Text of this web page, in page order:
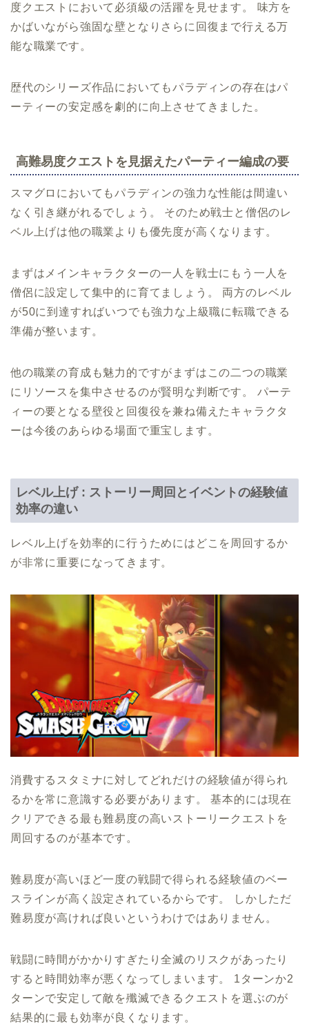
度クエストにおいて必須級の活躍を見せます。 味方を
かばいながら強固な壁となりさらに回復まで行える万
能な職業です。
歴代のシリーズ作品においてもパラディンの存在はパ
ーティーの安定感を劇的に向上させてきました。
高難易度クエストを見据えたパーティー編成の要
スマグロにおいてもパラディンの強力な性能は間違い
なく引き継がれるでしょう。 そのため戦士と僧侶のレ
ベル上げは他の職業よりも優先度が高くなります。
まずはメインキャラクターの一人を戦士にもう一人を
僧侶に設定して集中的に育てましょう。 両方のレベル
が50に到達すればいつでも強力な上級職に転職できる
準備が整います。
他の職業の育成も魅力的ですがまずはこの二つの職業
にリソースを集中させるのが賢明な判断です。 パーテ
ィーの要となる壁役と回復役を兼ね備えたキャラクタ
ーは今後のあらゆる場面で重宝します。
レベル上げ : ストーリー周回とイベントの経験値
効率の違い
レベル上げを効率的に行うためにはどこを周回するか
が非常に重要になってきます。
消費するスタミナに対してどれだけの経験値が得られ
るかを常に意識する必要があります。 基本的には現在
クリアできる最も難易度の高いストーリークエストを
周回するのが基本です。
難易度が高いほど一度の戦闘で得られる経験値のベー
スラインが高く設定されているからです。 しかしただ
難易度が高ければ良いというわけではありません。
戦闘に時間がかかりすぎたり全滅のリスクがあったり
すると時間効率が悪くなってしまいます。 1ターンか2
ターンで安定して敵を殲滅できるクエストを選ぶのが
結果的に最も効率が良くなります。